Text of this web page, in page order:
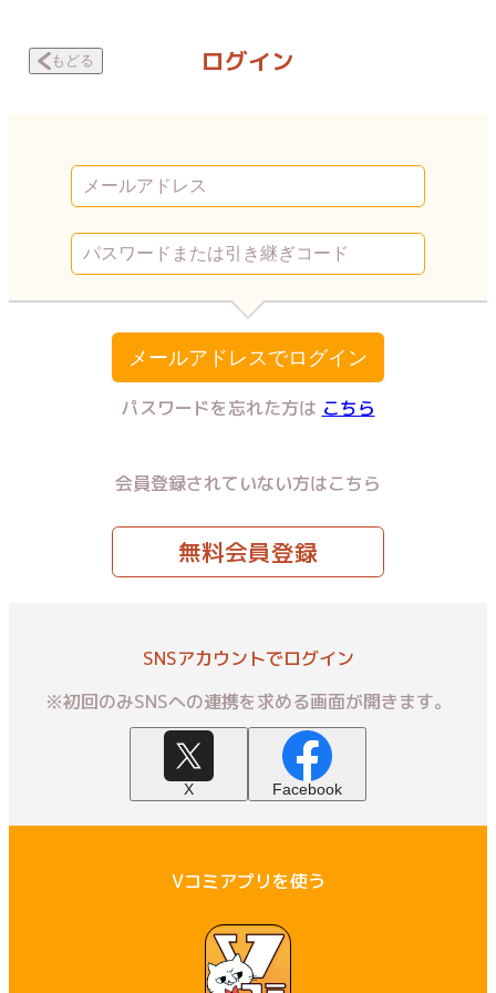
もどる ログイン
メールアドレスでログイン
パスワードを忘れた方は こちら
会員登録されていない方はこちら
無料会員登録
SNSアカウントでログイン
※初回のみSNSへの連携を求める画面が開きます。
X Facebook
Vコミアプリを使う